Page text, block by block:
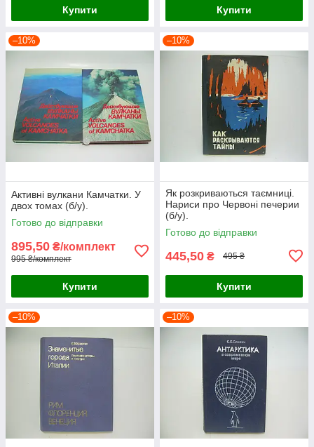
Купити Купити
–10%
Активні вулкани Камчатки. У
двох томах (б/у).
Готово до відправки
895,50 ₴/комплект
995 ₴/комплект
Купити
–10%
Як розкриваються таємниці.
Нариси про Червоні печерии
(б/у).
Готово до відправки
445,50 ₴ 495 ₴
Купити
–10% –10%